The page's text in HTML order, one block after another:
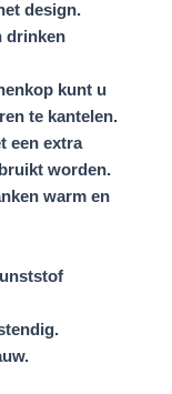
design.
drinken
kunt u
te kantelen.
een extra
worden.
warm en